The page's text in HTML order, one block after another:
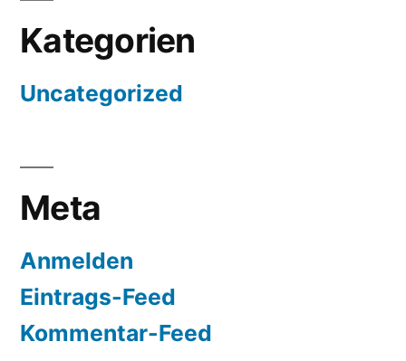
Kategorien
Uncategorized
Meta
Anmelden
Eintrags-Feed
Kommentar-Feed